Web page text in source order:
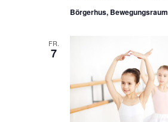
Börgerhus, Bewegungsraum
FR.
7